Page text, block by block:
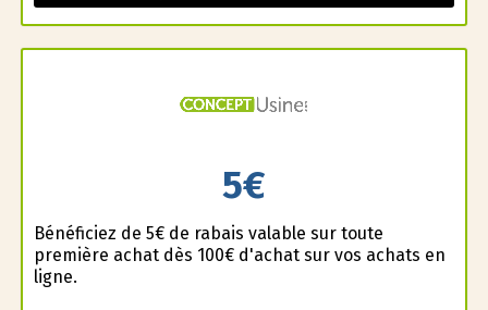
5€
Bénéficiez de 5€ de rabais valable sur toute
première achat dès 100€ d'achat sur vos achats en
ligne.